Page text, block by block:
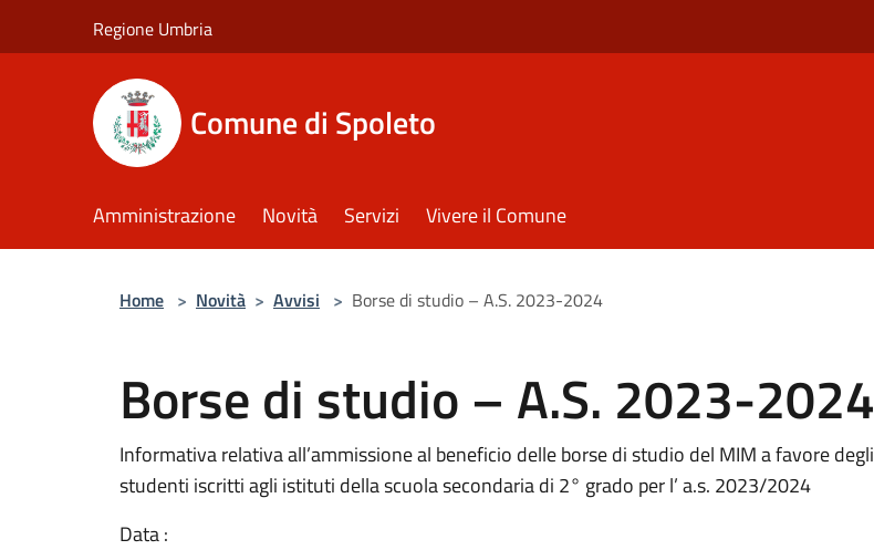
Regione Umbria
Comune di Spoleto
Amministrazione Novità Servizi Vivere il Comune
Home > Novità > Avvisi > Borse di studio – A.S. 2023-2024
Borse di studio – A.S. 2023-2024
Informativa relativa all’ammissione al beneficio delle borse di studio del MIM a favore degli
studenti iscritti agli istituti della scuola secondaria di 2° grado per l’ a.s. 2023/2024
Data :